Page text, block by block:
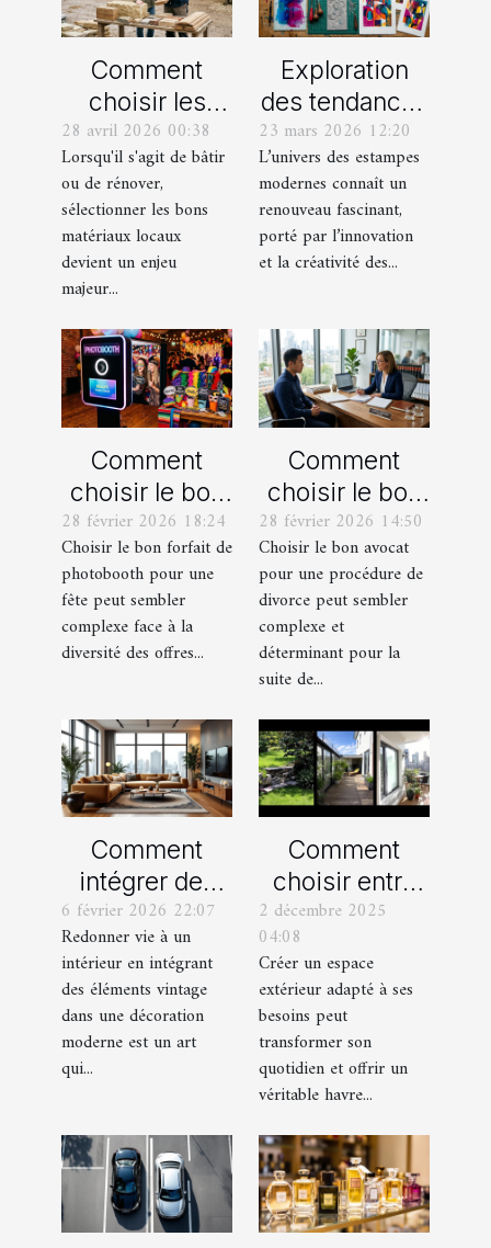
Comment
choisir les
meilleurs
matériaux
locaux pour
votre maison ?
28 avril 2026 00:38
Lorsqu'il s'agit de bâtir
ou de rénover,
sélectionner les bons
matériaux locaux
devient un enjeu
majeur...
Exploration
des tendances
actuelles en
estampes
modernes
23 mars 2026 12:20
L’univers des estampes
modernes connaît un
renouveau fascinant,
porté par l’innovation
et la créativité des...
Comment
choisir le bon
forfait de
photobooth
pour votre fête
28 février 2026 18:24
Choisir le bon forfait de
photobooth pour une
fête peut sembler
complexe face à la
diversité des offres...
Comment
choisir le bon
avocat pour
votre
procédure de
divorce ?
28 février 2026 14:50
Choisir le bon avocat
pour une procédure de
divorce peut sembler
complexe et
déterminant pour la
suite de...
Comment
intégrer des
éléments
vintage dans
une décoration
moderne ?
6 février 2026 22:07
Redonner vie à un
intérieur en intégrant
des éléments vintage
dans une décoration
moderne est un art
qui...
Comment
choisir entre
un jardin, une
terrasse et un
balcon pour
votre espace
extérieur ?
2 décembre 2025
04:08
Créer un espace
extérieur adapté à ses
besoins peut
transformer son
quotidien et offrir un
véritable havre...